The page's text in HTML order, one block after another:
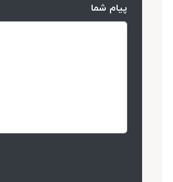
پیام شما